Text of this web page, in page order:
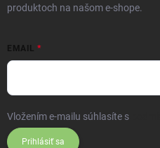
produktoch na našom e-shope.
EMAIL
Vložením e-mailu súhlasíte s
Prihlásiť sa